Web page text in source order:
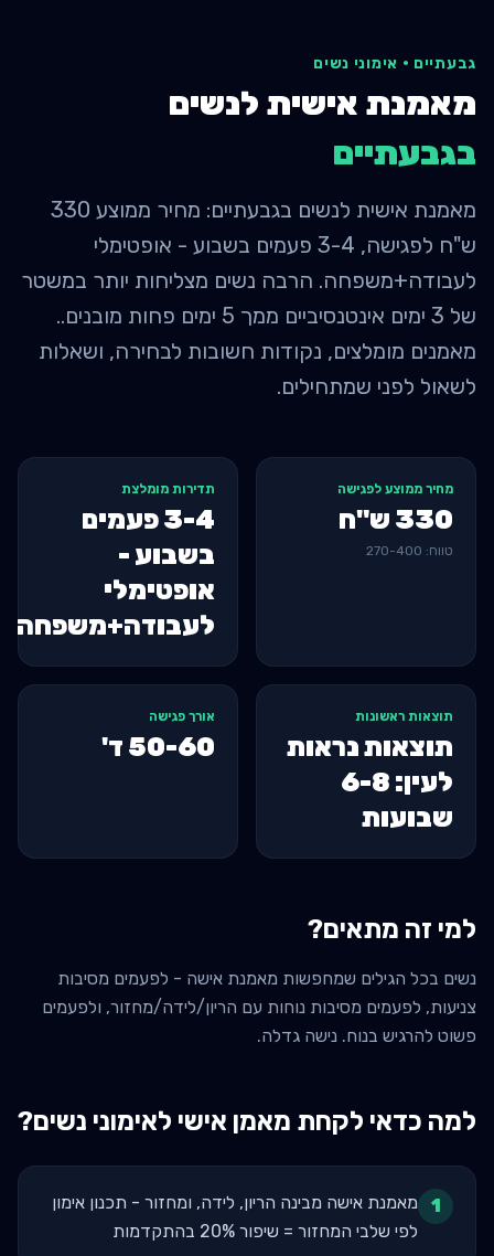
גבעתיים · אימוני נשים
מאמנת אישית לנשים
בגבעתיים
מאמנת אישית לנשים בגבעתיים: מחיר ממוצע 330
ש"ח לפגישה, 3-4 פעמים בשבוע - אופטימלי
לעבודה+משפחה. הרבה נשים מצליחות יותר במשטר
של 3 ימים אינטנסיביים ממך 5 ימים פחות מובנים..
מאמנים מומלצים, נקודות חשובות לבחירה, ושאלות
לשאול לפני שמתחילים.
מחיר ממוצע לפגישה
330 ש"ח
טווח: 270-400
תדירות מומלצת
3-4 פעמים
בשבוע -
אופטימלי
לעבודה+משפחה
תוצאות ראשונות
תוצאות נראות
לעין: 6-8
שבועות
אורך פגישה
50-60 ד'
למי זה מתאים?
נשים בכל הגילים שמחפשות מאמנת אישה - לפעמים מסיבות
צניעות, לפעמים מסיבות נוחות עם הריון/לידה/מחזור, ולפעמים
פשוט להרגיש בנוח. נישה גדלה.
למה כדאי לקחת מאמן אישי לאימוני נשים?
1
מאמנת אישה מבינה הריון, לידה, ומחזור - תכנון אימון
לפי שלבי המחזור = שיפור 20% בהתקדמות